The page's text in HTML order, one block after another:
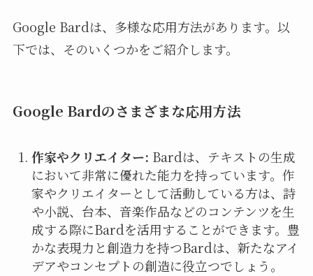
Google Bardは、多様な応用方法があります。以
下では、そのいくつかをご紹介します。
Google Bardのさまざまな応用方法
作家やクリエイター: Bardは、テキストの生成
において非常に優れた能力を持っています。作
家やクリエイターとして活動している方は、詩
や小説、台本、音楽作品などのコンテンツを生
成する際にBardを活用することができます。豊
かな表現力と創造力を持つBardは、新たなアイ
デアやコンセプトの創造に役立つでしょう。